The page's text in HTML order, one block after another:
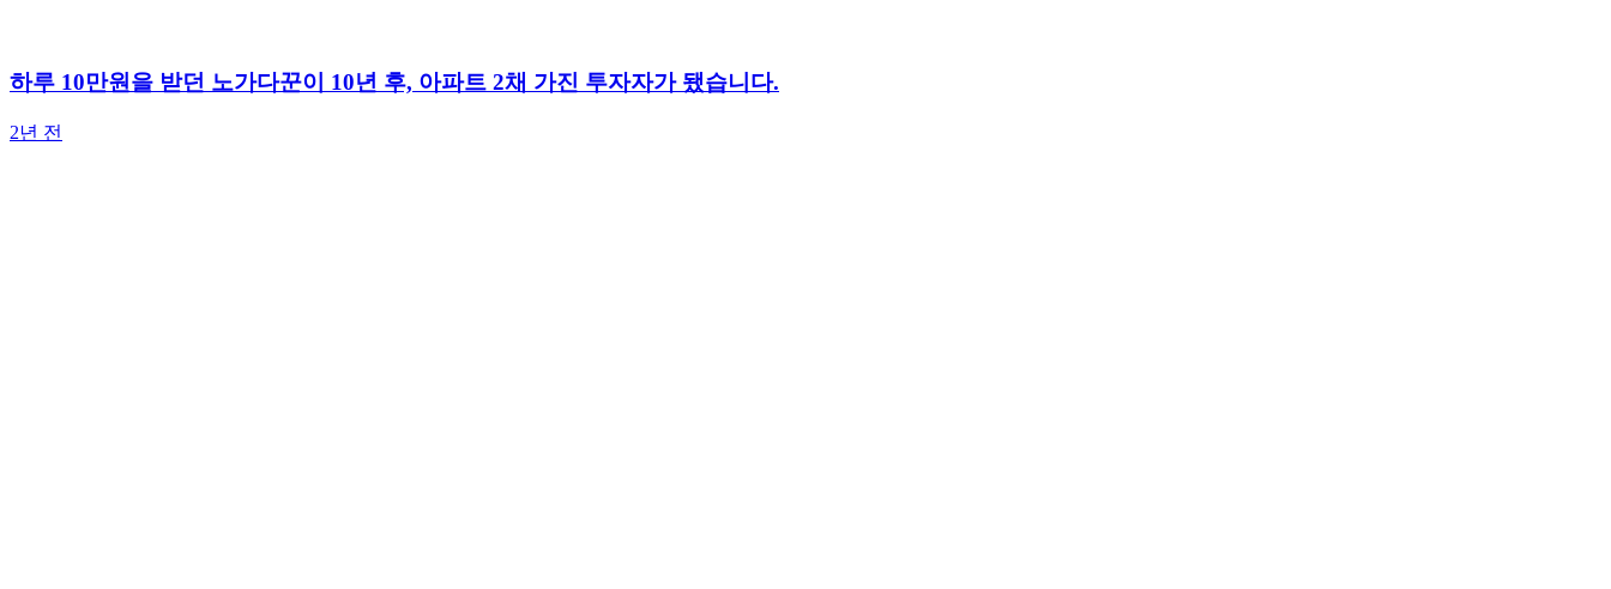
하루 10만원을 받던 노가다꾼이 10년 후, 아파트 2채 가진 투자자가 됐습니다.
2년 전